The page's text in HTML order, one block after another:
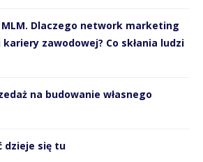
MLM. Dlaczego network marketing
zawodowej? Co skłania ludzi
na budowanie własnego
dzieje się tu